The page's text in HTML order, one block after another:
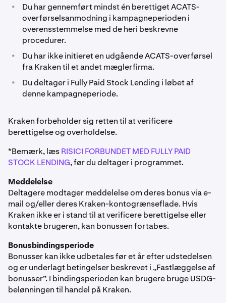
•
Du har gennemført mindst én berettiget ACATS-
overførselsanmodning i kampagneperioden i
overensstemmelse med de heri beskrevne
procedurer.
•
Du har ikke initieret en udgående ACATS-overførsel
fra Kraken til et andet mæglerfirma.
•
Du deltager i Fully Paid Stock Lending i løbet af
denne kampagneperiode.
Kraken forbeholder sig retten til at verificere
berettigelse og overholdelse.
*Bemærk, læsRISICI FORBUNDET MED FULLY PAID
STOCK LENDING, før du deltager i programmet.
Meddelelse
Deltagere modtager meddelelse om deres bonus via e-
mail og/eller deres Kraken-kontogrænseflade. Hvis
Kraken ikke er i stand til at verificere berettigelse eller
kontakte brugeren, kan bonussen fortabes.
Bonusbindingsperiode
Bonusser kan ikke udbetales før et år efter udstedelsen
og er underlagt betingelser beskrevet i „Fastlæggelse af
bonusser”. I bindingsperioden kan brugere bruge USDG-
belønningen til handel på Kraken.